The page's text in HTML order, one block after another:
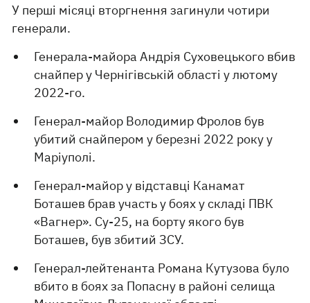
У перші місяці вторгнення загинули чотири
генерали.
Генерала-майора Андрія Суховецького вбив
снайпер у Чернігівській області у лютому
2022-го.
Генерал-майор Володимир Фролов був
убитий снайпером у березні 2022 року у
Маріуполі.
Генерал-майор у відставці Канамат
Боташев брав участь у боях у складі ПВК
«Вагнер». Су-25, на борту якого був
Боташев, був збитий ЗСУ.
Генерал-лейтенанта Романа Кутузова було
вбито в боях за Попасну в районі селища